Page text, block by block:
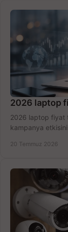
2026 laptop
2026 laptop fiyat
kampanya
20 Temmuz 2026